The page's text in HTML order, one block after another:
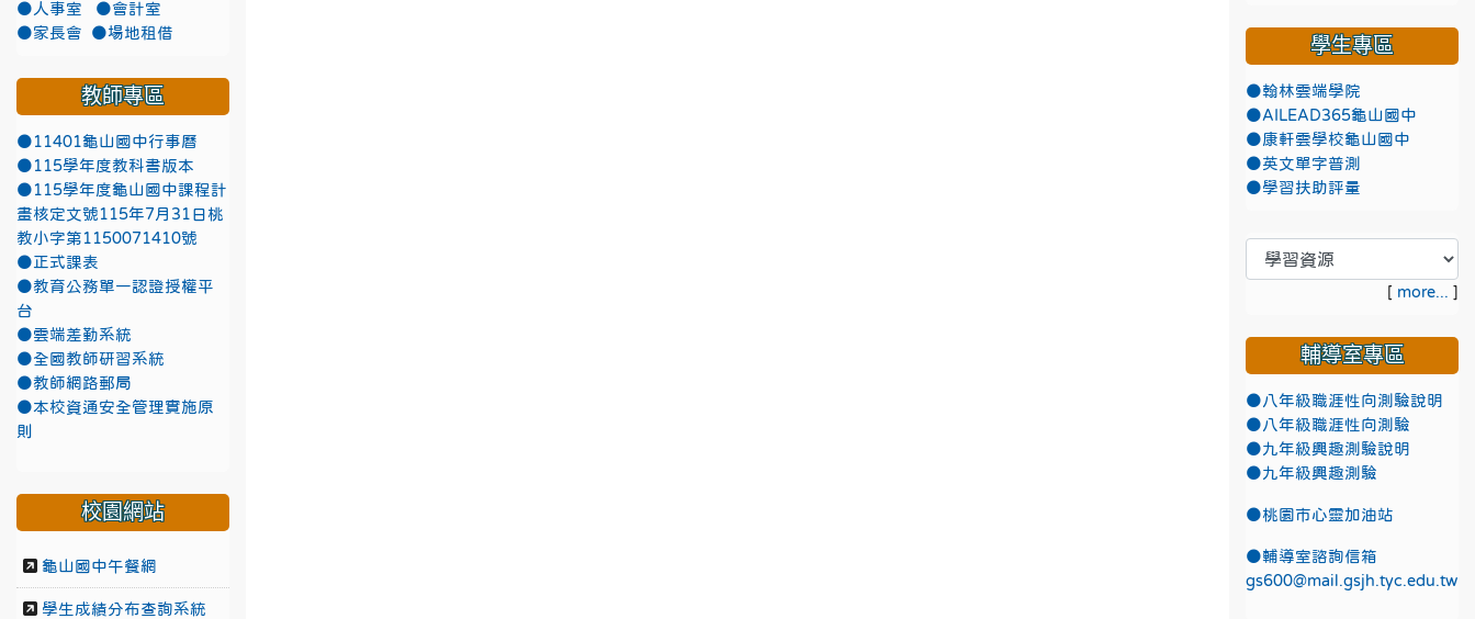
●人事室
●會計室
●家長會
●場地租借
教師專區
●11401龜山國中行事曆
●115學年度教科書版本
●115學年度龜山國中課程計
畫核定文號115年7月31日桃
教小字第1150071410號
●正式課表
●教育公務單一認證授權平
台
●雲端差勤系統
●全國教師研習系統
●教師網路郵局
●本校資通安全管理實施原
則
校園網站
龜山國中午餐網
學生成績分布查詢系統
學生專區
●翰林雲端學院
●AILEAD365龜山國中
●康軒雲學校龜山國中
●英文單字普測
●學習扶助評量
[ more... ]
輔導室專區
●八年級職涯性向測驗說明
●八年級職涯性向測驗
●九年級興趣測驗說明
●九年級興趣測驗
●桃園市心靈加油站
●輔導室諮詢信箱
gs600@mail.gsjh.tyc.edu.tw